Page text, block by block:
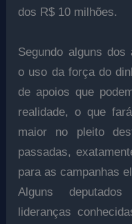
dos R$ 10 milhões.
Segundo alguns dos
o uso da força do
de apoios que
realidade, o que
maior no pleito
passadas,
para as campanhas
Alguns
lideranças